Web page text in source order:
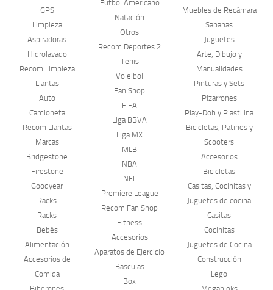
GPS
Limpieza
Aspiradoras
Hidrolavado
Recom Limpieza
Llantas
Auto
Camioneta
Recom Llantas
Marcas
Bridgestone
Firestone
Goodyear
Racks
Racks
Bebés
Alimentación
Accesorios de
Comida
Futbol Americano
Natación
Otros
Recom Deportes 2
Tenis
Voleibol
Fan Shop
FIFA
Liga BBVA
Liga MX
MLB
NBA
NFL
Premiere League
Recom Fan Shop
Fitness
Accesorios
Aparatos de Ejercicio
Basculas
Box
Muebles de Recámara
Sabanas
Juguetes
Arte, Dibujo y
Manualidades
Pinturas y Sets
Pizarrones
Play-Doh y Plastilina
Bicicletas, Patines y
Scooters
Accesorios
Bicicletas
Casitas, Cocinitas y
Juguetes de cocina
Casitas
Cocinitas
Juguetes de Cocina
Construcción
Lego